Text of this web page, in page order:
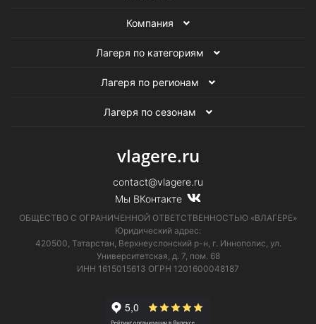
Компания
Лагеря по категориям
Лагеря по регионам
Лагеря по сезонам
vlagere.ru
contact@vlagere.ru
Мы ВКонтакте
ОБЩЕСТВО С ОГРАНИЧЕННОЙ ОТВЕТСТВЕННОСТЬЮ «ВЛАГЕРЕ»
Юридический адрес:
420500, Татарстан, Верхнеуслонский р-н, г. Иннополис, ул.
Университетская, д. 7, пом. 68
ИНН 1615015613 ОГРН 1201600048187